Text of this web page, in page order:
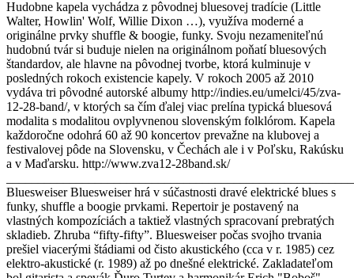
Hudobne kapela vychádza z pôvodnej bluesovej tradície (Little
Walter, Howlin' Wolf, Willie Dixon …), využíva moderné a
originálne prvky shuffle & boogie, funky. Svoju nezameniteľnú
hudobnú tvár si buduje nielen na originálnom poňatí bluesových
štandardov, ale hlavne na pôvodnej tvorbe, ktorá kulminuje v
posledných rokoch existencie kapely. V rokoch 2005 až 2010
vydáva tri pôvodné autorské albumy http://indies.eu/umelci/45/zva-
12-28-band/, v ktorých sa čím ďalej viac prelína typická bluesová
modalita s modalitou ovplyvnenou slovenským folklórom. Kapela
každoročne odohrá 60 až 90 koncertov prevažne na klubovej a
festivalovej pôde na Slovensku, v Čechách ale i v Poľsku, Rakúsku
a v Maďarsku. http://www.zva12-28band.sk/
Bluesweiser Bluesweiser hrá v súčastnosti dravé elektrické blues s
funky, shuffle a boogie prvkami. Repertoir je postavený na
vlastných kompozíciách a taktiež vlastných spracovaní prebratých
skladieb. Zhruba “fifty-fifty”. Bluesweiser počas svojho trvania
prešiel viacerými štádiami od čisto akustického (cca v r. 1985) cez
elektro-akustické (r. 1989) až po dnešné elektrické. Zakladateľom